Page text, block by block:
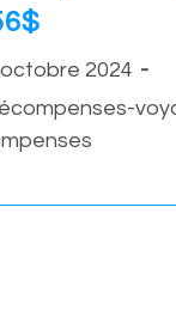
octobre 2024